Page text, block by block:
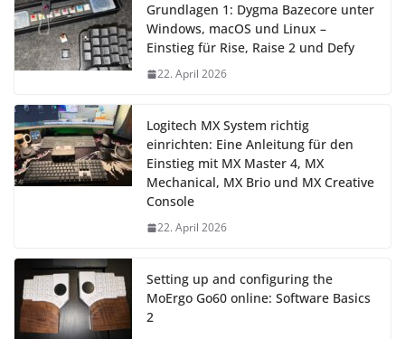
Grundlagen 1: Dygma Bazecore unter
Windows, macOS und Linux –
Einstieg für Rise, Raise 2 und Defy
22. April 2026
Logitech MX System richtig
einrichten: Eine Anleitung für den
Einstieg mit MX Master 4, MX
Mechanical, MX Brio und MX Creative
Console
22. April 2026
Setting up and configuring the
MoErgo Go60 online: Software Basics
2